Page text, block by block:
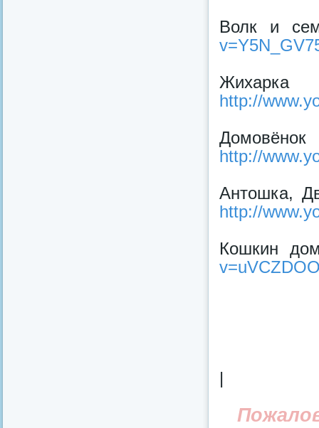
Волк и
http://
http://
Антошка,
http://
Кошкин
|